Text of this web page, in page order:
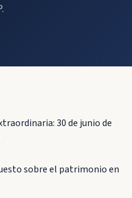
30 de junio de
sobre el patrimonio en